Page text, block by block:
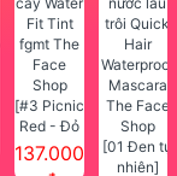
[#3 Picnic
Red - Đỏ
cam] Son
137.000
[01 Đen tự
nhiên]